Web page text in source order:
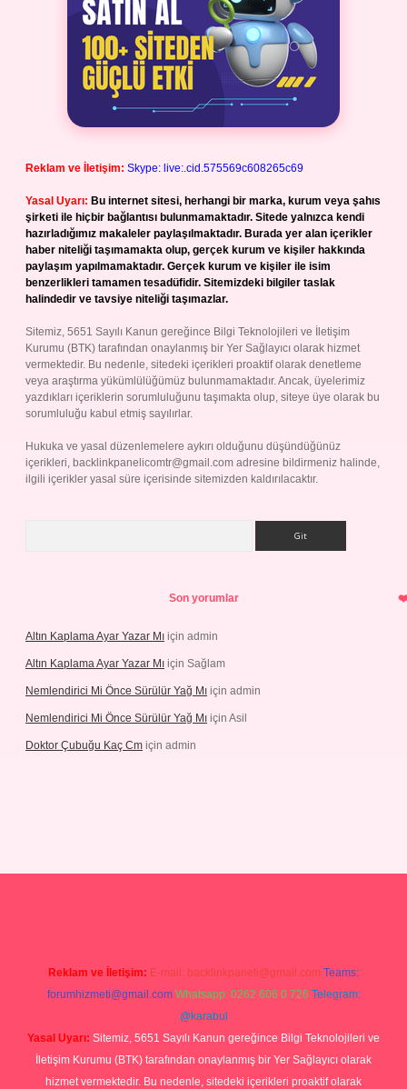
Reklam ve İletişim: Skype: live:.cid.575569c608265c69
Yasal Uyarı: Bu internet sitesi, herhangi bir marka, kurum veya şahıs
şirketi ile hiçbir bağlantısı bulunmamaktadır. Sitede yalnızca kendi
hazırladığımız makaleler paylaşılmaktadır. Burada yer alan içerikler
haber niteliği taşımamakta olup, gerçek kurum ve kişiler hakkında
paylaşım yapılmamaktadır. Gerçek kurum ve kişiler ile isim
benzerlikleri tamamen tesadüfidir. Sitemizdeki bilgiler taslak
halindedir ve tavsiye niteliği taşımazlar.
Sitemiz, 5651 Sayılı Kanun gereğince Bilgi Teknolojileri ve İletişim
Kurumu (BTK) tarafından onaylanmış bir Yer Sağlayıcı olarak hizmet
vermektedir. Bu nedenle, sitedeki içerikleri proaktif olarak denetleme
veya araştırma yükümlülüğümüz bulunmamaktadır. Ancak, üyelerimiz
yazdıkları içeriklerin sorumluluğunu taşımakta olup, siteye üye olarak bu
sorumluluğu kabul etmiş sayılırlar.
Hukuka ve yasal düzenlemelere aykırı olduğunu düşündüğünüz
içerikleri, backlinkpanelicomtr@gmail.com adresine bildirmeniz halinde,
ilgili içerikler yasal süre içerisinde sitemizden kaldırılacaktır.
Son yorumlar
Altın Kaplama Ayar Yazar Mı için admin
Altın Kaplama Ayar Yazar Mı için Sağlam
Nemlendirici Mi Önce Sürülür Yağ Mı için admin
Nemlendirici Mi Önce Sürülür Yağ Mı için Asil
Doktor Çubuğu Kaç Cm için admin
Reklam ve İletişim: E-mail: backlinkpaneli@gmail.com Teams:
forumhizmeti@gmail.com Whatsapp: 0262 606 0 726 Telegram:
@karabul
Yasal Uyarı: Sitemiz, 5651 Sayılı Kanun gereğince Bilgi Teknolojileri ve
İletişim Kurumu (BTK) tarafından onaylanmış bir Yer Sağlayıcı olarak
hizmet vermektedir. Bu nedenle, sitedeki içerikleri proaktif olarak